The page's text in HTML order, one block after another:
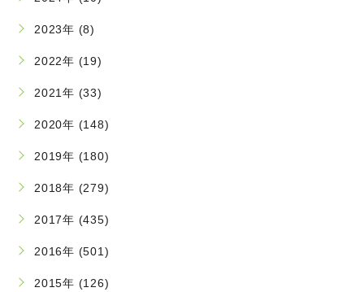
2023年 (8)
2022年 (19)
2021年 (33)
2020年 (148)
2019年 (180)
2018年 (279)
2017年 (435)
2016年 (501)
2015年 (126)